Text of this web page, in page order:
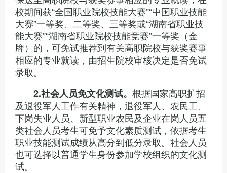
校期间获“全国职业院校技能大赛”“中国职业技能
大赛”一等奖、二等奖、三等奖或“湖南省职业技
能大赛”“湖南省职业院校技能竞赛”一等奖（金
牌）的，可免试推荐到有关高职院校与获奖赛事
相应的专业就读，由招生院校审核决定是否免试
录取。
2.社会人员免文化测试。 根据国家高职扩招
及退役军人工作有关精神，退役军人、农民工、
下岗失业人员、新型职业农民及企业在岗人员五
类社会人员考生可免予文化素质测试，依据考生
职业技能测试成绩从高分到低分录取。社会人员
也可选择以普通学生身份参加学校组织的文化测
试。